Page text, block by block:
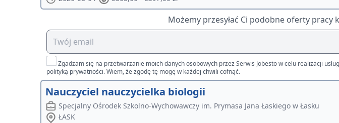
Możemy przesyłać Ci podobne oferty pracy
Zgadzam się na przetwarzanie moich danych osobowych przez Serwis Jobesto w celu realizacji
polityką prywatności. Wiem, że zgodę tę mogę w każdej chwili cofnąć.
Nauczyciel nauczycielka biologii
Specjalny Ośrodek Szkolno-Wychowawczy im. Prymasa Jana Łaskiego w Łasku
ŁASK